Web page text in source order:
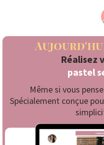
Réalisez
pastel
Même si vous
Spécialement conçue